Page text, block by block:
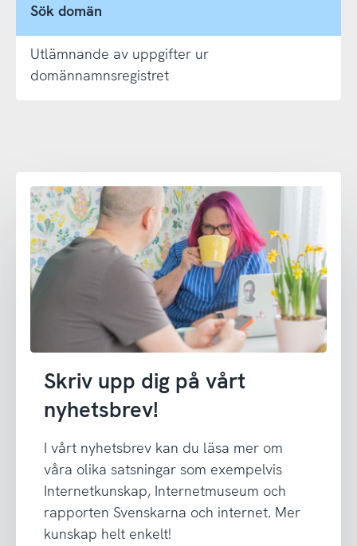
Sök domän
Utlämnande av uppgifter ur
domännamnsregistret
Skriv upp dig på vårt
nyhetsbrev!
I vårt nyhetsbrev kan du läsa mer om
våra olika satsningar som exempelvis
Internetkunskap, Internetmuseum och
rapporten Svenskarna och internet. Mer
kunskap helt enkelt!